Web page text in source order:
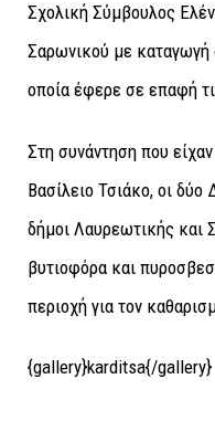
Σχολική Σύμβουλος
Σαρωνικού με καταγωγή
οποία έφερε σε επαφή
Στη συνάντηση που
Βασίλειο Τσιάκο, οι δύο
δήμοι Λαυρεωτικής και
βυτιοφόρα και
περιοχή για τον
{gallery}karditsa{/gallery}